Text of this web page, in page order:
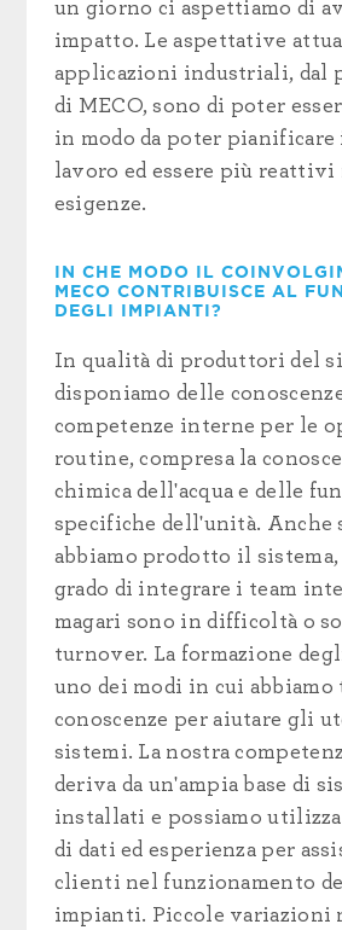
un giorno ci aspettiamo di
impatto. Le aspettative
applicazioni industriali, dal
di MECO, sono di poter
in modo da poter pianificare
lavoro ed essere più
esigenze.
IN CHE MODO IL
MECO CONTRIBUISCE AL
DEGLI IMPIANTI?
In qualità di produttori del
disponiamo delle
competenze interne per le
routine, compresa la
chimica dell'acqua e delle
specifiche dell'unità. Anche
abbiamo prodotto il
grado di integrare i team
magari sono in difficoltà o
turnover. La formazione
uno dei modi in cui
conoscenze per aiutare gli
sistemi. La nostra
deriva da un'ampia base di
installati e possiamo
di dati ed esperienza per
clienti nel funzionamento
impianti. Piccole variazioni